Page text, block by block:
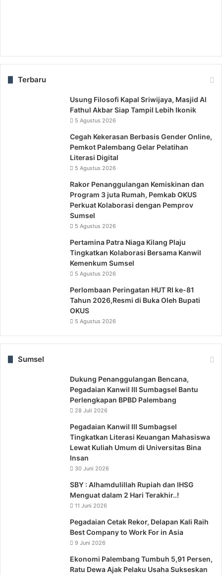
Terbaru
Usung Filosofi Kapal Sriwijaya, Masjid Al
Fathul Akbar Siap Tampil Lebih Ikonik
5 Agustus 2026
Cegah Kekerasan Berbasis Gender Online,
Pemkot Palembang Gelar Pelatihan
Literasi Digital
5 Agustus 2026
Rakor Penanggulangan Kemiskinan dan
Program 3 juta Rumah, Pemkab OKUS
Perkuat Kolaborasi dengan Pemprov
Sumsel
5 Agustus 2026
Pertamina Patra Niaga Kilang Plaju
Tingkatkan Kolaborasi Bersama Kanwil
Kemenkum Sumsel
5 Agustus 2026
Perlombaan Peringatan HUT RI ke-81
Tahun 2026,Resmi di Buka Oleh Bupati
OKUS
5 Agustus 2026
Sumsel
Dukung Penanggulangan Bencana,
Pegadaian Kanwil III Sumbagsel Bantu
Perlengkapan BPBD Palembang
28 Juli 2026
Pegadaian Kanwil III Sumbagsel
Tingkatkan Literasi Keuangan Mahasiswa
Lewat Kuliah Umum di Universitas Bina
Insan
30 Juni 2026
SBY : Alhamdulillah Rupiah dan IHSG
Menguat dalam 2 Hari Terakhir..!
11 Juni 2026
Pegadaian Cetak Rekor, Delapan Kali Raih
Best Company to Work For in Asia
9 Juni 2026
Ekonomi Palembang Tumbuh 5,91 Persen,
Ratu Dewa Ajak Pelaku Usaha Sukseskan